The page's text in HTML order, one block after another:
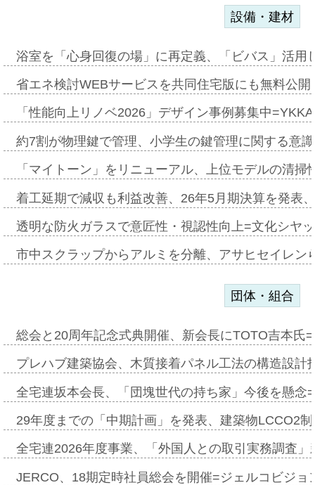
設備・建材
浴室を「心身回復の場」に再定義、「ビバス」活
省エネ検討WEBサービスを共同住宅版にも無料公
「性能向上リノベ2026」デザイン事例募集中
約7割が物理鍵で管理、小学生の鍵管理に関する意
「マイトーン」をリニューアル、上位モデルの清
着工延期で減収も利益改善、26年5月期決算を発表
透明な防火ガラスで意匠性・視認性向上=文化シヤ
市中スクラップからアルミを分離、アサヒセイレ
団体・組合
総会と20周年記念式典開催、新会長にTOTO吉本氏
プレハブ建築協会、木質接着パネル工法の構造設
全宅連坂本会長、「団塊世代の持ち家」今後を懸
29年度までの「中期計画」を発表、建築物LCCO2
全宅連2026年度事業、「外国人との取引実務調査
JERCO、18期定時社員総会を開催=ジェルコビジ